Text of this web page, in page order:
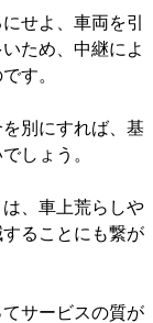
せよ、車両を引
ため、中継によ
す。
別にすれば、基
しょう。
、車上荒らしや
ることにも繋が
サービスの質が